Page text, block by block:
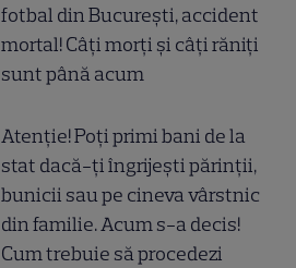
fotbal din București, accident
mortal! Câți morți și câți răniți
sunt până acum
Atenție! Poți primi bani de la
stat dacă-ți îngrijești părinții,
bunicii sau pe cineva vârstnic
din familie. Acum s-a decis!
Cum trebuie să procedezi